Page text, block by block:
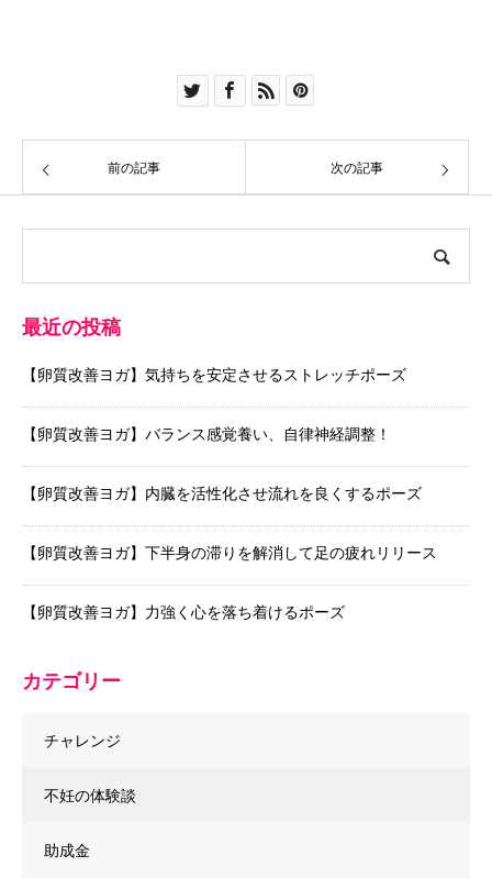
前の記事 次の記事
最近の投稿
【卵質改善ヨガ】気持ちを安定させるストレッチポーズ
【卵質改善ヨガ】バランス感覚養い、自律神経調整！
【卵質改善ヨガ】内臓を活性化させ流れを良くするポーズ
【卵質改善ヨガ】下半身の滞りを解消して足の疲れリリース
【卵質改善ヨガ】力強く心を落ち着けるポーズ
カテゴリー
チャレンジ
不妊の体験談
助成金